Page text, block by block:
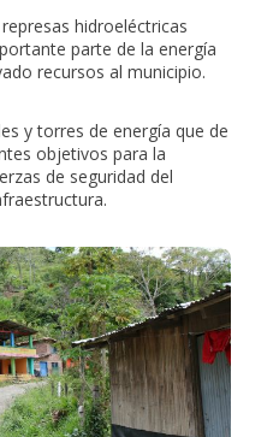
hidroeléctricas
parte de la energía
recursos al municipio.
y torres de energía que de
objetivos para la
de seguridad del